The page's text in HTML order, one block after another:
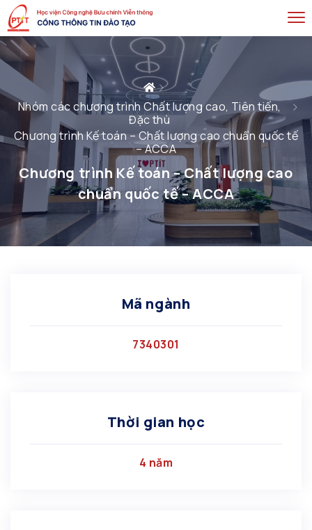
Nhóm các chương trình Chất lượng cao, Tiên tiến,
Đặc thù
Chương trình Kế toán – Chất lượng cao chuẩn quốc tế
– ACCA
Chương trình Kế toán – Chất lượng cao
chuẩn quốc tế – ACCA
Mã ngành
7340301
Thời gian học
4 năm